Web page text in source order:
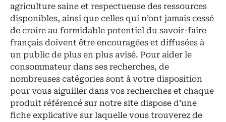
agriculture saine et respectueuse des ressources
disponibles, ainsi que celles qui n’ont jamais cessé
de croire au formidable potentiel du savoir-faire
français doivent être encouragées et diffusées à
un public de plus en plus avisé. Pour aider le
consommateur dans ses recherches, de
nombreuses catégories sont à votre disposition
pour vous aiguiller dans vos recherches et chaque
produit référencé sur notre site dispose d’une
fiche explicative sur laquelle vous trouverez de